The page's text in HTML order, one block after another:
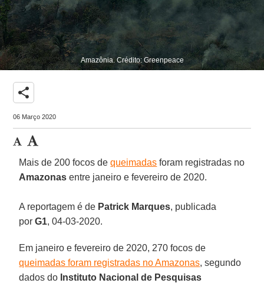
Amazônia. Crédito: Greenpeace
share
06 Março 2020
Mais de 200 focos dequeimadas foram registradas no
Amazonas entre janeiro e fevereiro de 2020.
A reportagem é de Patrick Marques, publicada
porG1, 04-03-2020.
Em janeiro e fevereiro de 2020, 270 focos de
queimadas foram registradas no Amazonas, segundo
dados do Instituto Nacional de Pesquisas